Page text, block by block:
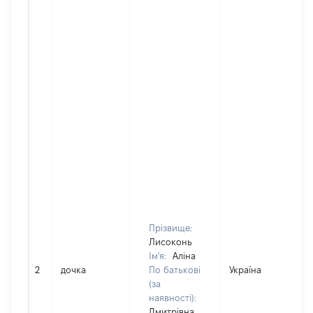
2 дочка
Прізвище:
Лисоконь
Ім'я:
Аліна
По батькові
(за
наявності):
Україна